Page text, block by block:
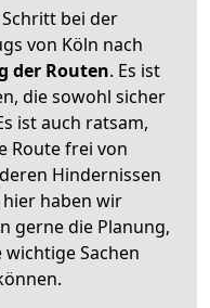
bei der
von Köln nach
der Routen. Es ist
die sowohl sicher
ist auch ratsam,
Route frei von
Hindernissen
hier haben wir
gerne die Planung,
Sachen